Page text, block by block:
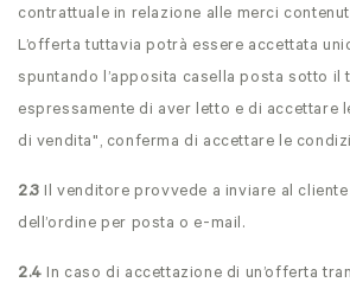
contrattuale in relazione alle merci
L’offerta tuttavia potrà essere accettata
spuntando l’apposita casella posta sotto il
espressamente di aver letto e di accettare
di vendita", conferma di accettare le
2.3 Il venditore provvede a inviare al
dell’ordine per posta o e-mail.
2.4 In caso di accettazione di un’offerta